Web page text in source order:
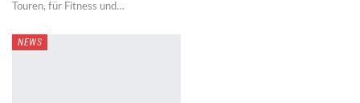
Touren, für Fitness und…
NEWS